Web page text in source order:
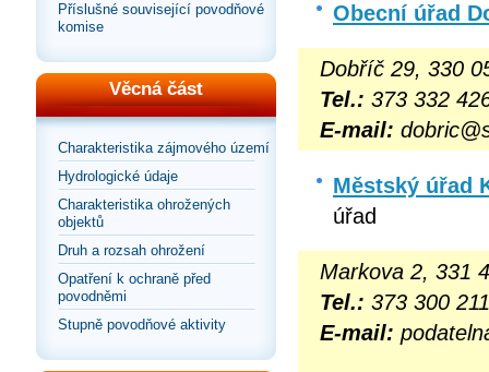
Příslušné související povodňové
komise
Věcná část
Charakteristika zájmového území
Hydrologické údaje
Charakteristika ohrožených
objektů
Druh a rozsah ohrožení
Opatření k ochraně před
povodněmi
Stupně povodňové aktivity
Obecní úřad
Dobříč 29, 330
Tel.: 373 332
E-mail:
Městský úřad
úřad
Markova 2, 331
Tel.: 373 300 211
E-mail: